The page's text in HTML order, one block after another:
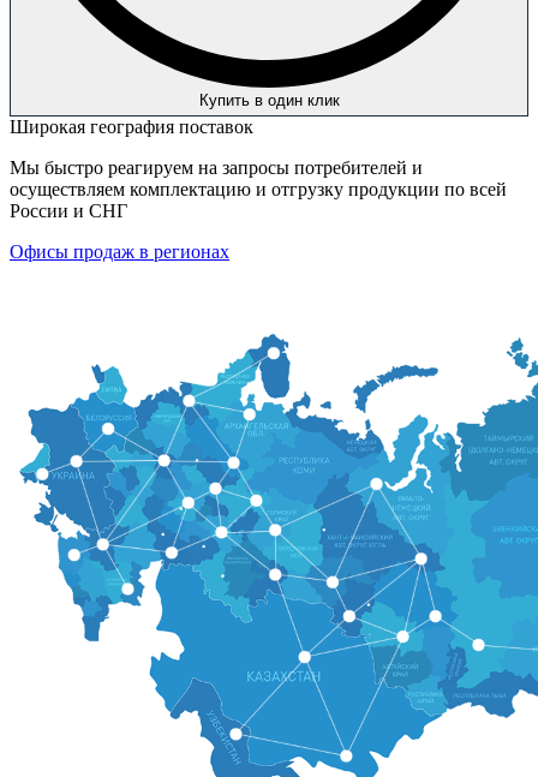
Купить в один клик
Широкая география поставок
Мы быстро реагируем на запросы потребителей и
осуществляем комплектацию и отгрузку продукции по всей
России и СНГ
Офисы продаж в регионах